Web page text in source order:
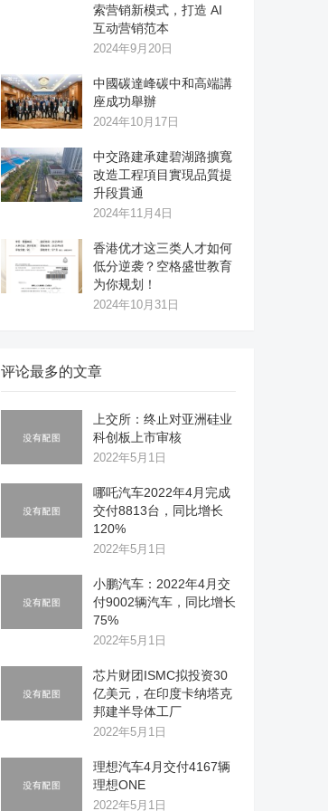
索营销新模式，打造 AI
互动营销范本
2024年9月20日
中國碳達峰碳中和高端講
座成功舉辦
2024年10月17日
中交路建承建碧湖路擴寬
改造工程項目實現品質提
升段貫通
2024年11月4日
香港优才这三类人才如何
低分逆袭？空格盛世教育
为你规划！
2024年10月31日
评论最多的文章
上交所：终止对亚洲硅业
科创板上市审核
2022年5月1日
哪吒汽车2022年4月完成
交付8813台，同比增长
120%
2022年5月1日
小鹏汽车：2022年4月交
付9002辆汽车，同比增长
75%
2022年5月1日
芯片财团ISMC拟投资30
亿美元，在印度卡纳塔克
邦建半导体工厂
2022年5月1日
理想汽车4月交付4167辆
理想ONE
2022年5月1日